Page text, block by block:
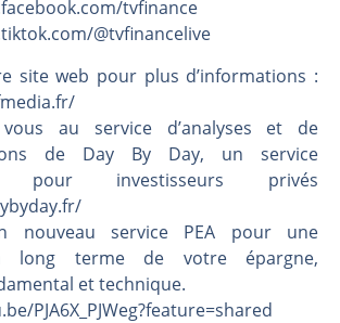
tvfinance
@tvfinancelive
site web pour plus d’informations :
au service d’analyses et de
de Day By Day, un service
pour investisseurs privés
nouveau service PEA pour une
long terme de votre épargne,
et technique.
PJA6X_PJWeg?feature=shared